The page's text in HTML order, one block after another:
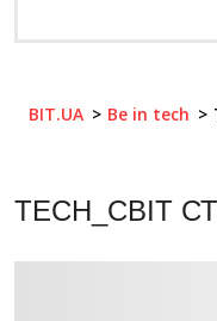
BIT.UA Be in tech
TECH_СВІТ